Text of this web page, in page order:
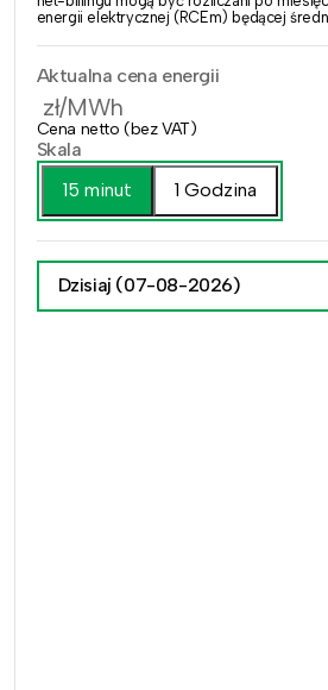
energii elektrycznej (RCEm) będącej
Aktualna cena energii
zł/MWh
Cena netto (bez VAT)
Skala
15 minut
1 Godzina
Dzisiaj (07-08-2026)